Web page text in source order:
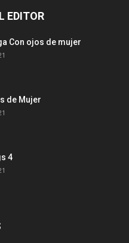
EDITOR
Con ojos de mujer
de Mujer
4